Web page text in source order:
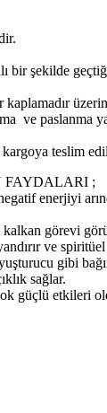
bir şekilde
kaplamadır
ve paslanma
teslim
FAYDALARI ;
enerjiyi
kalkan görevi
ve
gibi
sağlar.
güçlü etkileri